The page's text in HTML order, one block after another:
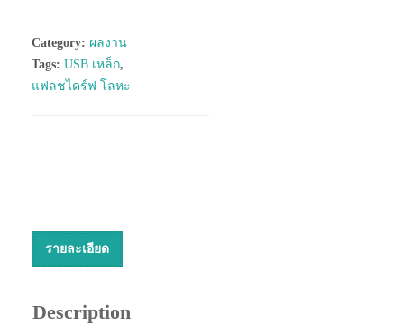
Category: ผลงาน
Tags: USB เหล็ก,
แฟลชไดร์ฟ โลหะ
รายละเอียด
Description